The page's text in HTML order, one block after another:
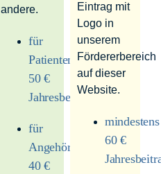
andere.
für
Patienten:
50 €
Jahresbeitrag
für
Angehörige:
40 €
Eintrag mit
Logo in
unserem
Fördererbereich
auf dieser
Website.
mindestens
60 €